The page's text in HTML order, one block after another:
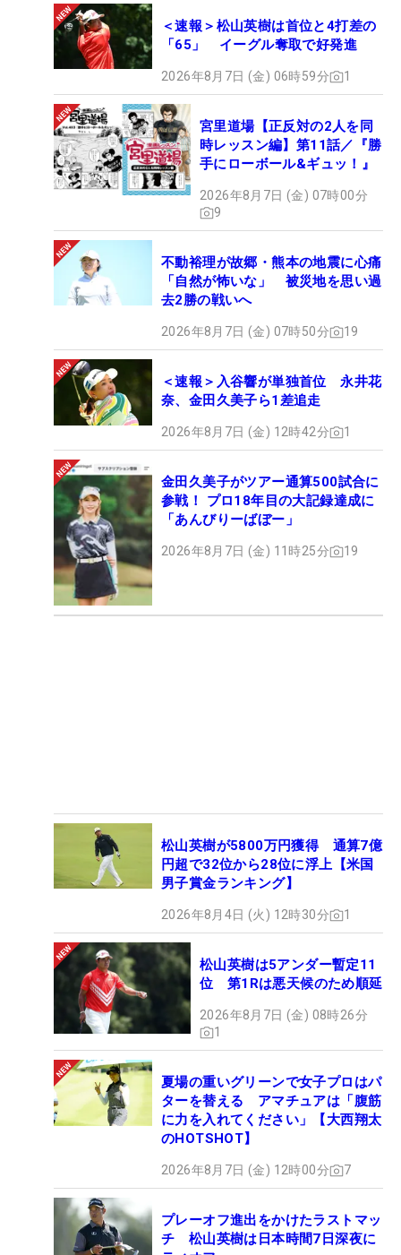
＜速報＞松山英樹は首位と4打差の
「65」 イーグル奪取で好発進
2026年8月7日 (金) 06時59分 1
宮里道場【正反対の2人を同
時レッスン編】第11話／『勝
手にローボール&ギュッ！』
2026年8月7日 (金) 07時00分
9
不動裕理が故郷・熊本の地震に心痛
「自然が怖いな」 被災地を思い過
去2勝の戦いへ
2026年8月7日 (金) 07時50分 19
＜速報＞入谷響が単独首位 永井花
奈、金田久美子ら1差追走
2026年8月7日 (金) 12時42分 1
金田久美子がツアー通算500試合に
参戦！ プロ18年目の大記録達成に
「あんびりーばぼー」
2026年8月7日 (金) 11時25分 19
松山英樹が5800万円獲得 通算7億
円超で32位から28位に浮上【米国
男子賞金ランキング】
2026年8月4日 (火) 12時30分 1
松山英樹は5アンダー暫定11
位 第1Rは悪天候のため順延
2026年8月7日 (金) 08時26分
1
夏場の重いグリーンで女子プロはパ
ターを替える アマチュアは「腹筋
に力を入れてください」【大西翔太
のHOTSHOT】
2026年8月7日 (金) 12時00分 7
プレーオフ進出をかけたラストマッ
チ 松山英樹は日本時間7日深夜に